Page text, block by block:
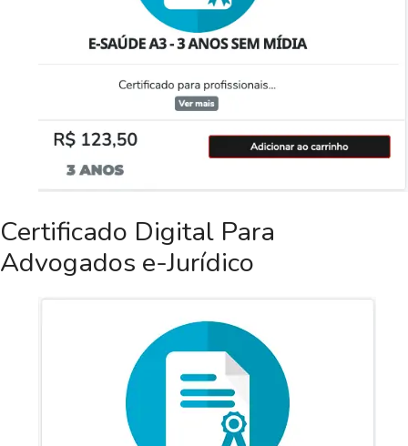
Certificado Digital Para
Advogados e-Jurídico